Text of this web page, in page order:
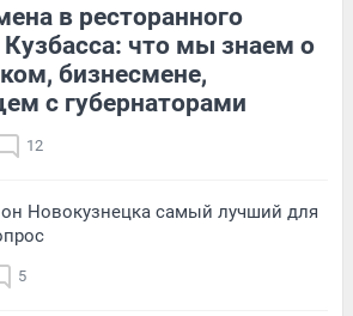
в ресторанного
Кузбасса: что мы знаем о
бизнесмене,
с губернаторами
12
Новокузнецка самый лучший для
5